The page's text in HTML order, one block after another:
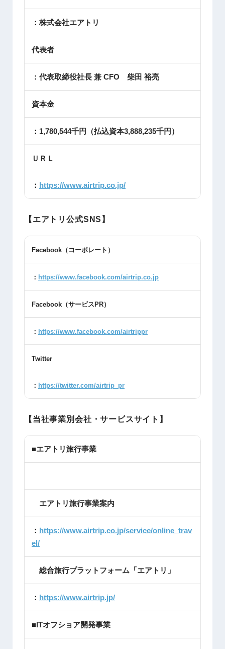
：株式会社エアトリ
代表者
：代表取締役社長 兼 CFO 柴田 裕亮
資本金
：1,780,544千円（払込資本3,888,235千円）
ＵＲＬ
： https://www.airtrip.co.jp/
【エアトリ公式SNS】
Facebook （コーポレート）
： https://www.facebook.com/airtrip.co.jp
Facebook （サービスPR）
： https://www.facebook.com/airtrippr
Twitter
： https://twitter.com/airtrip_pr
【当社事業別会社・サービスサイト】
■エアトリ旅行事業
エアトリ旅行事業案内
： https://www.airtrip.co.jp/service/online_trav
el/
総合旅行プラットフォーム「エアトリ」
： https://www.airtrip.jp/
■ITオフショア開発事業